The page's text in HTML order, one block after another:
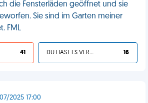
die Fensterläden geöffnet und sie
Sie sind im Garten meiner
FML
41 DU HAST ES VERDIENT 16
2025 17:00